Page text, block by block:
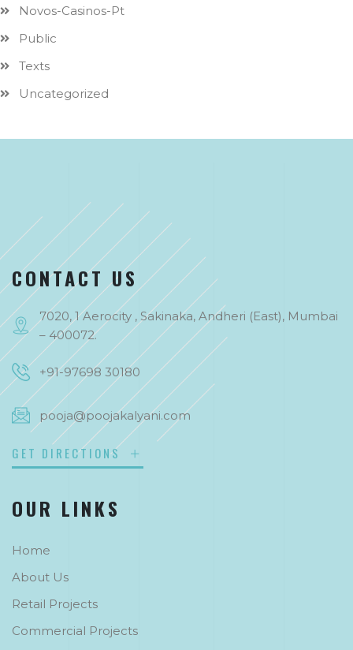
Novos-Casinos-Pt
Public
Texts
Uncategorized
CONTACT US
7020, 1 Aerocity , Sakinaka, Andheri (East), Mumbai
– 400072.
+91-97698 30180
pooja@poojakalyani.com
GET DIRECTIONS
OUR LINKS
Home
About Us
Retail Projects
Commercial Projects